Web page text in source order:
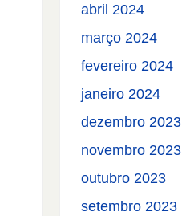
abril 2024
março 2024
fevereiro 2024
janeiro 2024
dezembro 2023
novembro 2023
outubro 2023
setembro 2023